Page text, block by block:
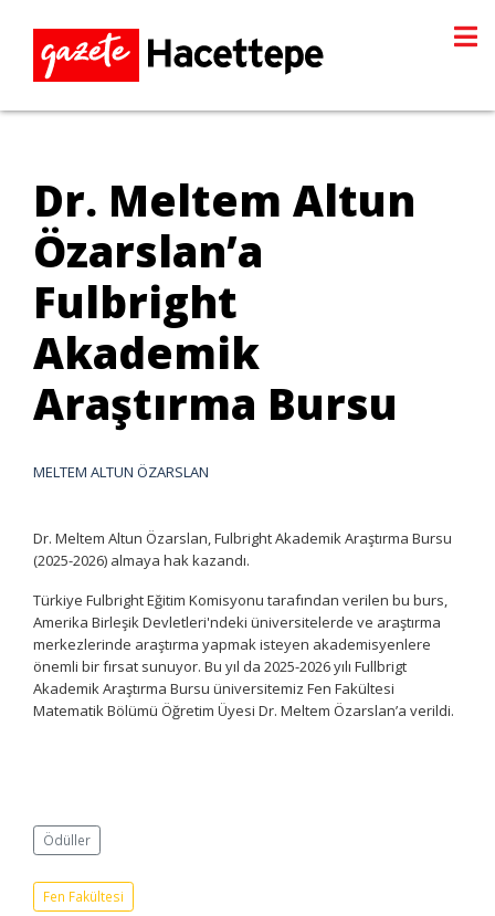
Dr. Meltem Altun
Özarslan’a
Fulbright
Akademik
Araştırma Bursu
MELTEM ALTUN ÖZARSLAN
Dr. Meltem Altun Özarslan, Fulbright Akademik Araştırma Bursu
(2025-2026) almaya hak kazandı.
Türkiye Fulbright Eğitim Komisyonu tarafından verilen bu burs,
Amerika Birleşik Devletleri'ndeki üniversitelerde ve araştırma
merkezlerinde araştırma yapmak isteyen akademisyenlere
önemli bir fırsat sunuyor. Bu yıl da 2025-2026 yılı Fullbrigt
Akademik Araştırma Bursu üniversitemiz Fen Fakültesi
Matematik Bölümü Öğretim Üyesi Dr. Meltem Özarslan’a verildi.
Ödüller
Fen Fakültesi